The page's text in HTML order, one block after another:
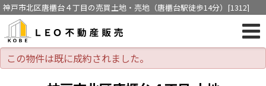
神戸市北区唐櫃台４丁目の売買土地・売地（唐櫃台駅徒歩14分）[1312]
この物件は既に成約されました。